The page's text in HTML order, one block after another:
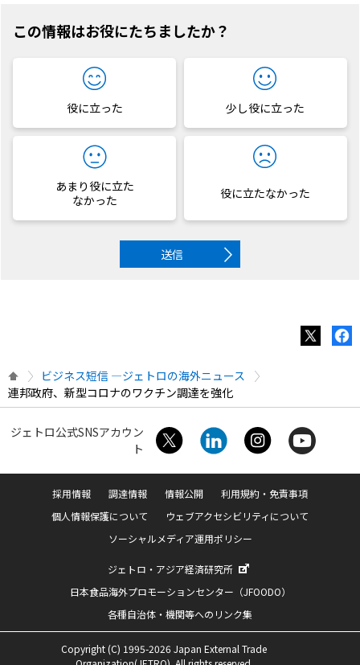
この情報はお役にたちましたか？
役に立った 少し役に立った
あまり役に立た
なかった
役に立たなかった
送信
ビジネス短信 ―ジェトロの海外ニュース
連邦政府、新型コロナのワクチン調達を強化
ジェトロ公式SNSアカウン
ト
採用情報 調達情報 情報公開
利用規約・免責事項
個人情報保護について
ウェブアクセシビリティについて
ソーシャルメディア運用ポリシー
ジェトロ・アジア経済研究所
日本食品海外プロモーションセンター（JFOODO）
各種自治体・機関等へのリンク集
Copyright (C) 1995-2026 Japan External Trade